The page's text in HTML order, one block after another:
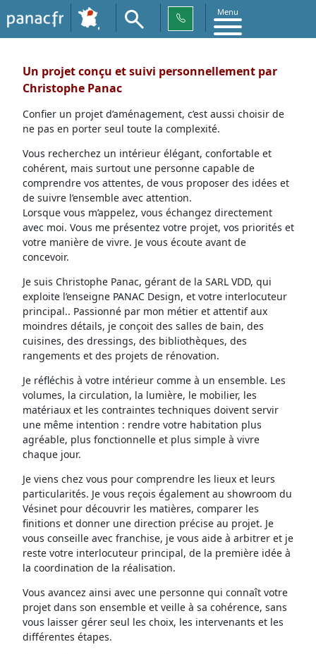
Menu
Un projet conçu et suivi personnellement par
Christophe Panac
Confier un projet d’aménagement, c’est aussi choisir de
ne pas en porter seul toute la complexité.
Vous recherchez un intérieur élégant, confortable et
cohérent, mais surtout une personne capable de
comprendre vos attentes, de vous proposer des idées et
de suivre l’ensemble avec attention.
Lorsque vous m’appelez, vous échangez directement
avec moi. Vous me présentez votre projet, vos priorités et
votre manière de vivre. Je vous écoute avant de
concevoir.
Je suis Christophe Panac, gérant de la SARL VDD, qui
exploite l’enseigne PANAC Design, et votre interlocuteur
principal.. Passionné par mon métier et attentif aux
moindres détails, je conçoit des salles de bain, des
cuisines, des dressings, des bibliothèques, des
rangements et des projets de rénovation.
Je réfléchis à votre intérieur comme à un ensemble. Les
volumes, la circulation, la lumière, le mobilier, les
matériaux et les contraintes techniques doivent servir
une même intention : rendre votre habitation plus
agréable, plus fonctionnelle et plus simple à vivre
chaque jour.
Je viens chez vous pour comprendre les lieux et leurs
particularités. Je vous reçois également au showroom du
Vésinet pour découvrir les matières, comparer les
finitions et donner une direction précise au projet. Je
vous conseille avec franchise, je vous aide à arbitrer et je
reste votre interlocuteur principal, de la première idée à
la coordination de la réalisation.
Vous avancez ainsi avec une personne qui connaît votre
projet dans son ensemble et veille à sa cohérence, sans
vous laisser gérer seul les choix, les intervenants et les
différentes étapes.